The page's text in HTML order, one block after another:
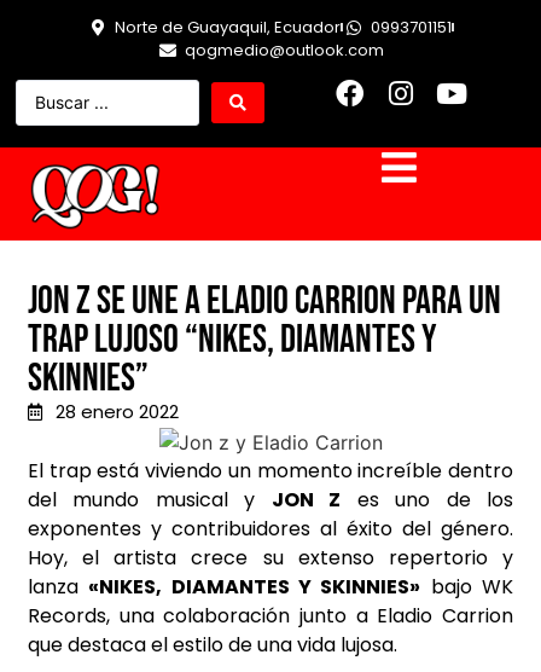
Norte de Guayaquil, Ecuador
0993701151
qogmedio@outlook.com
Jon Z se une a Eladio Carrion para un
trap lujoso “Nikes, Diamantes y
Skinnies”
28 enero 2022
El trap está viviendo un momento increíble dentro
del mundo musical y JON Z es uno de los
exponentes y contribuidores al éxito del género.
Hoy, el artista crece su extenso repertorio y
lanza «NIKES, DIAMANTES Y SKINNIES» bajo WK
Records, una colaboración junto a Eladio Carrion
que destaca el estilo de una vida lujosa.